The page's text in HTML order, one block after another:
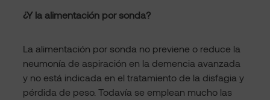
¿Y la alimentación por sonda?
La alimentación por sonda no previene o reduce la
neumonía de aspiración en la demencia avanzada
y no está indicada en el tratamiento de la disfagia y
pérdida de peso. Todavía se emplean mucho las